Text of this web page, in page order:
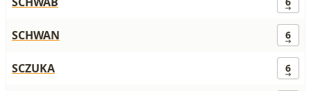
SCHWAN 6
SCZUKA 6